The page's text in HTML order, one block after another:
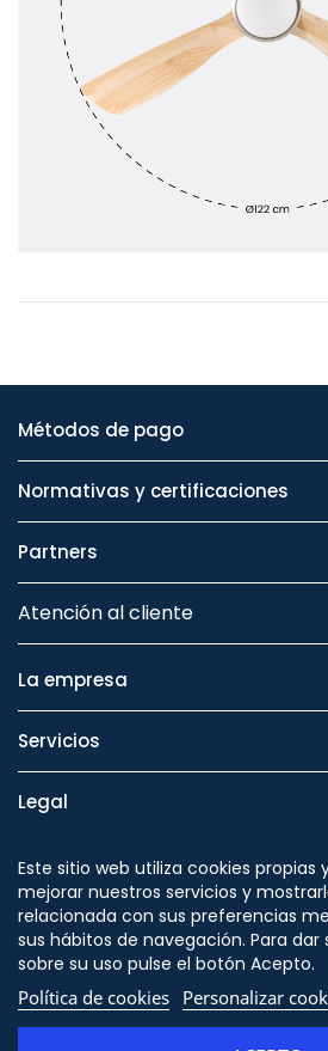
Métodos de pago
Normativas y certificaciones
Partners
Atención al cliente
La empresa
Servicios
Legal
Seguridad
Este sitio web utiliza cookies propias
mejorar nuestros servicios y
relacionada con sus preferencias
sus hábitos de navegación. Para
sobre su uso pulse el botón Acepto.
Política de cookies Personalizar
Síguenos en